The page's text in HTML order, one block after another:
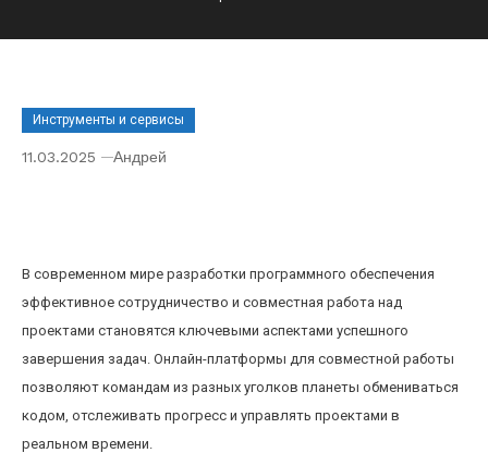
Инструменты и сервисы
11.03.2025 Андрей
В современном мире разработки программного обеспечения
эффективное сотрудничество и совместная работа над
проектами становятся ключевыми аспектами успешного
завершения задач. Онлайн-платформы для совместной работы
позволяют командам из разных уголков планеты обмениваться
кодом, отслеживать прогресс и управлять проектами в
реальном времени.